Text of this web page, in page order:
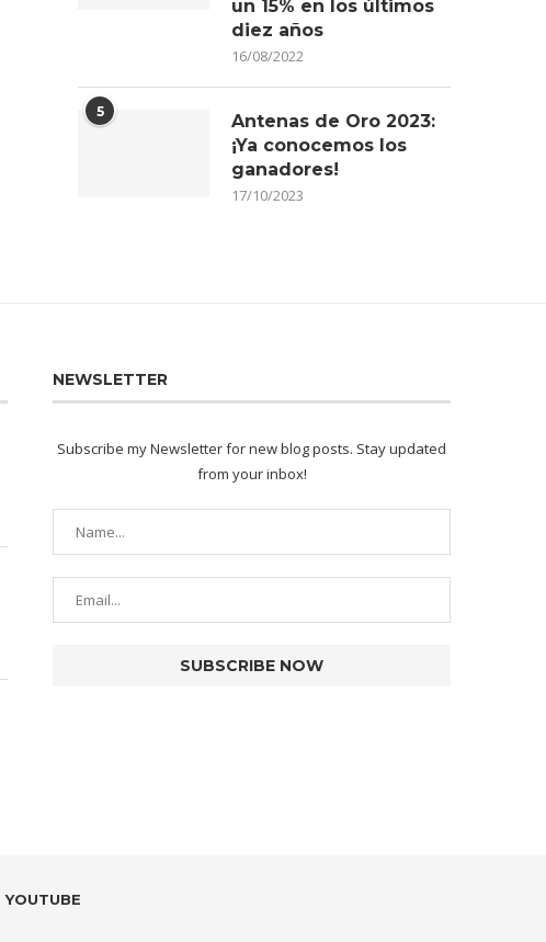
un 15% en los últimos
diez años
16/08/2022
5
Antenas de Oro 2023:
¡Ya conocemos los
ganadores!
17/10/2023
NEWSLETTER
Subscribe my Newsletter for new blog posts. Stay updated
from your inbox!
YOUTUBE